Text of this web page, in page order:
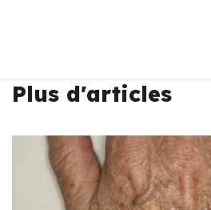
Plus d'articles